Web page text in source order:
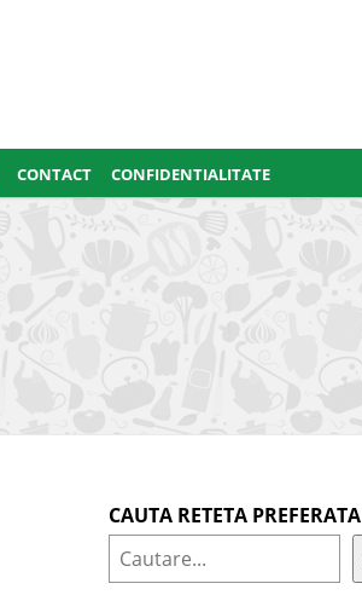
CONTACT CONFIDENTIALITATE
CAUTA RETETA PREFERATA